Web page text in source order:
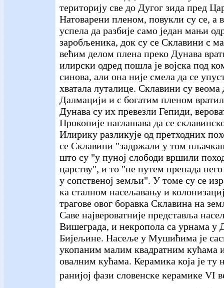
територију све до Дугог зида пред
Натоварени пленом, повукли су се, а
успела да разбије само један мањи
заробљеника, док су се Склавини с
већим делом плена преко Дунава
илирски одред пошла је војска под
синова, али она није смела да се
хватала луталице. Склавини су
Далмацији и с богатим пленом
Дунава су их превезли Гепиди,
Прокопије наглашава да се
Илирику разликује од претходних
се Склавини "задржали у том
што су "у пуној слободи вршили
царству", и то "не путем препада
у сопственој земљи". У томе су се
ка сталном насељавању и
трагове овог боравка Склавина на
Саве највероватније представља
Вишеграда, и некропола са урнама у
Бијељине. Насеље у Мушићима је
укопаним малим квадратним кућама
овалним кућама. Керамика која је ту
ранијој фази словенске керамике VI